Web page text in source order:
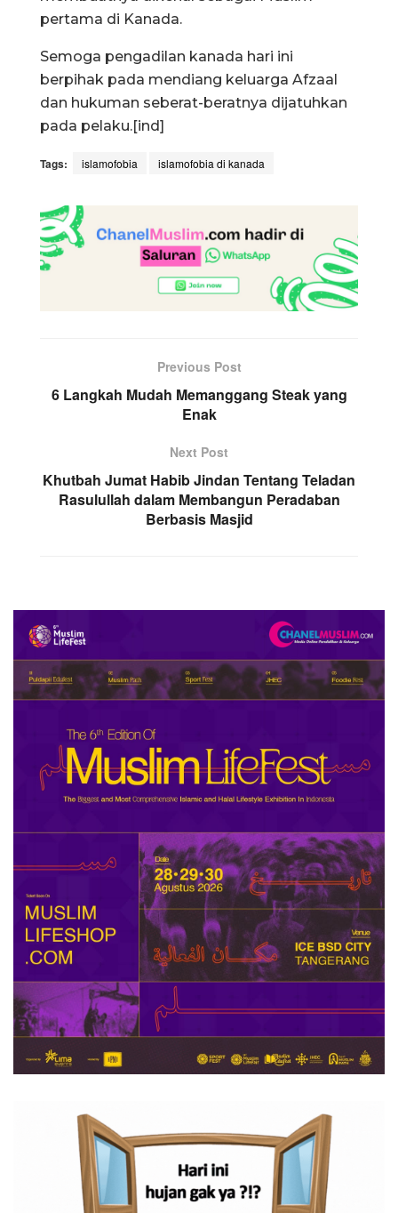
pertama di Kanada.
Semoga pengadilan kanada hari ini
berpihak pada mendiang keluarga Afzaal
dan hukuman seberat-beratnya dijatuhkan
pada pelaku.[ind]
Tags: islamofobia islamofobia di kanada
Previous Post
6 Langkah Mudah Memanggang Steak yang
Enak
Next Post
Khutbah Jumat Habib Jindan Tentang Teladan
Rasulullah dalam Membangun Peradaban
Berbasis Masjid